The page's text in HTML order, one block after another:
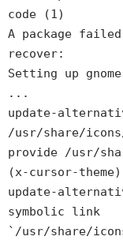
code (1)
A package
recover:
Setting up
...
update-
/usr/share/
provide /usr/
(x-cursor-
update-
symbolic link
`/usr/share/